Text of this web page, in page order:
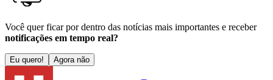
Você quer ficar por dentro das notícias mais importantes e receber
notificações em tempo real?
Eu quero! Agora não